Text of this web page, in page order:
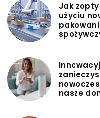
Jak
użyciu
nasze